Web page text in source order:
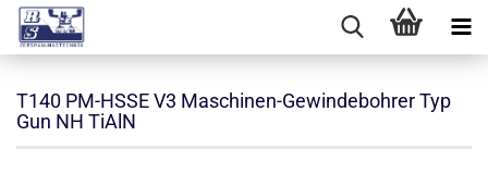
T140 PM-HSSE V3 Maschinen-Gewindebohrer Typ
Gun NH TiAlN